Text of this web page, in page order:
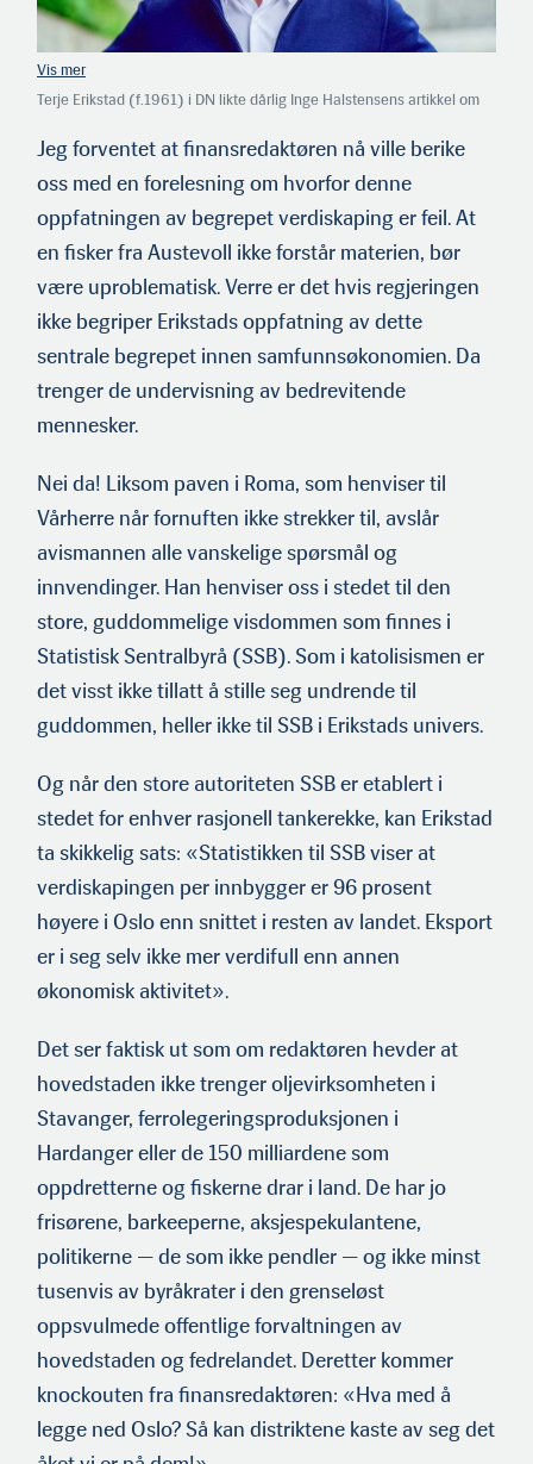
Terje Erikstad (f.1961) i DN likte dårlig Inge Halstensens artik­kel om
Erikstad har jobbet i DN siden 1990 og har en master i finans fra NHH
Jeg forventet at finansredaktøren nå ville berike
oss med en forelesning om hvorfor denne
oppfatningen av begrepet verdiskaping er feil. At
en fisker fra Austevoll ikke forstår materien, bør
være uproblematisk. Verre er det hvis regjeringen
ikke begriper Erikstads oppfatning av dette
sentrale begrepet innen samfunnsøkonomien. Da
trenger de undervisning av bedrevitende
mennesker.
Nei da! Liksom paven i Roma, som henviser til
Vårherre når fornuften ikke strekker til, avslår
avismannen alle vanskelige spørsmål og
innvendinger. Han henviser oss i stedet til den
store, guddommelige visdommen som finnes i
Statistisk Sentralbyrå (SSB). Som i katolisismen er
det visst ikke tillatt å stille seg undrende til
guddommen, heller ikke til SSB i Erikstads univers.
Og når den store autoriteten SSB er etablert i
stedet for enhver rasjonell tankerekke, kan Erikstad
ta skikkelig sats: «Statistikken til SSB viser at
verdiskapingen per innbygger er 96 prosent
høyere i Oslo enn snittet i resten av landet. Eksport
er i seg selv ikke mer verdifull enn annen
økonomisk aktivitet».
Det ser faktisk ut som om redaktøren hevder at
hovedstaden ikke trenger oljevirksomheten i
Stavanger, ferrolegeringsproduksjonen i
Hardanger eller de 150 milliardene som
oppdretterne og fiskerne drar i land. De har jo
frisørene, barkeeperne, aksjespekulantene,
politikerne — de som ikke pendler — og ikke minst
tusenvis av byråkrater i den grenseløst
oppsvulmede offentlige forvaltningen av
hovedstaden og fedrelandet. Deretter kommer
knockouten fra finansredaktøren: «Hva med å
legge ned Oslo? Så kan distriktene kaste av seg det